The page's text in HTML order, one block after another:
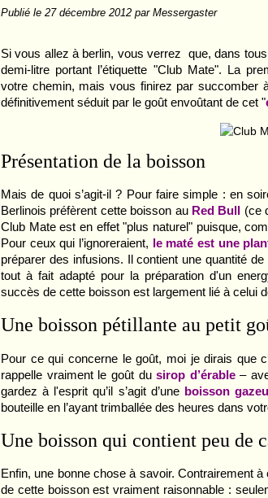
Publié le 27 décembre 2012 par Messergaster
Si vous allez à berlin, vous verrez que, dans
demi-litre portant l’étiquette "Club Mate". La
votre chemin, mais vous finirez par succomber
définitivement séduit par le goût envoûtant de cet "
Présentation de la boisson
Mais de quoi s’agit-il ? Pour faire simple : en
Berlinois préfèrent cette boisson au Red Bull
(ce
Club Mate est en effet "plus naturel" puisque,
Pour ceux qui l’ignoreraient,
le maté est une
préparer des infusions. Il contient une quantité de
tout à fait adapté pour la préparation d'un
succès de cette boisson est largement lié à celui
Une boisson pétillante au petit
Pour ce qui concerne le goût, moi je dirais
rappelle vraiment le goût dusirop d’érable–
gardez à l'esprit qu’il s’agit d’une boisson
bouteille en l’ayant trimballée des heures dans
Une boisson qui contient peu de
Enfin, une bonne chose à savoir. Contrairement à
de cette boisson est vraiment raisonnable :